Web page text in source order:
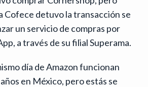
Cofece detuvo la transacción se
un servicio de compras por
a través de su filial Superama.
día de Amazon funcionan
en México, pero estás se